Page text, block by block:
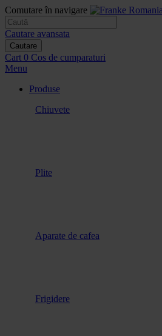
Comutare în navigare
Cautare avansata
Cautare
Cart 0 Cos de cumparaturi
Menu
Produse
Chiuvete
Plite
Aparate de cafea
Frigidere